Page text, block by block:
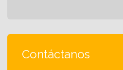
Contáctanos